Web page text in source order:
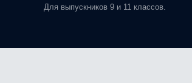
Для выпускников 9 и 11 классов.